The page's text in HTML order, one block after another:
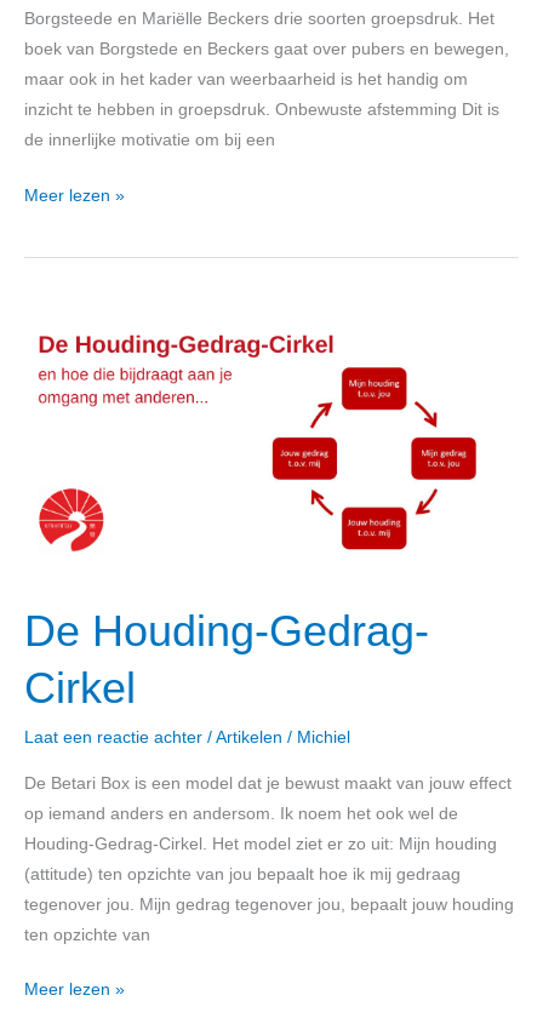
Borgsteede en Mariëlle Beckers drie soorten groepsdruk. Het
boek van Borgstede en Beckers gaat over pubers en bewegen,
maar ook in het kader van weerbaarheid is het handig om
inzicht te hebben in groepsdruk. Onbewuste afstemming Dit is
de innerlijke motivatie om bij een
Meer lezen »
De Houding-Gedrag-
Cirkel
Laat een reactie achter / Artikelen / Michiel
De Betari Box is een model dat je bewust maakt van jouw effect
op iemand anders en andersom. Ik noem het ook wel de
Houding-Gedrag-Cirkel. Het model ziet er zo uit: Mijn houding
(attitude) ten opzichte van jou bepaalt hoe ik mij gedraag
tegenover jou. Mijn gedrag tegenover jou, bepaalt jouw houding
ten opzichte van
Houding-
Gedrag-
Cirkel
Meer lezen »